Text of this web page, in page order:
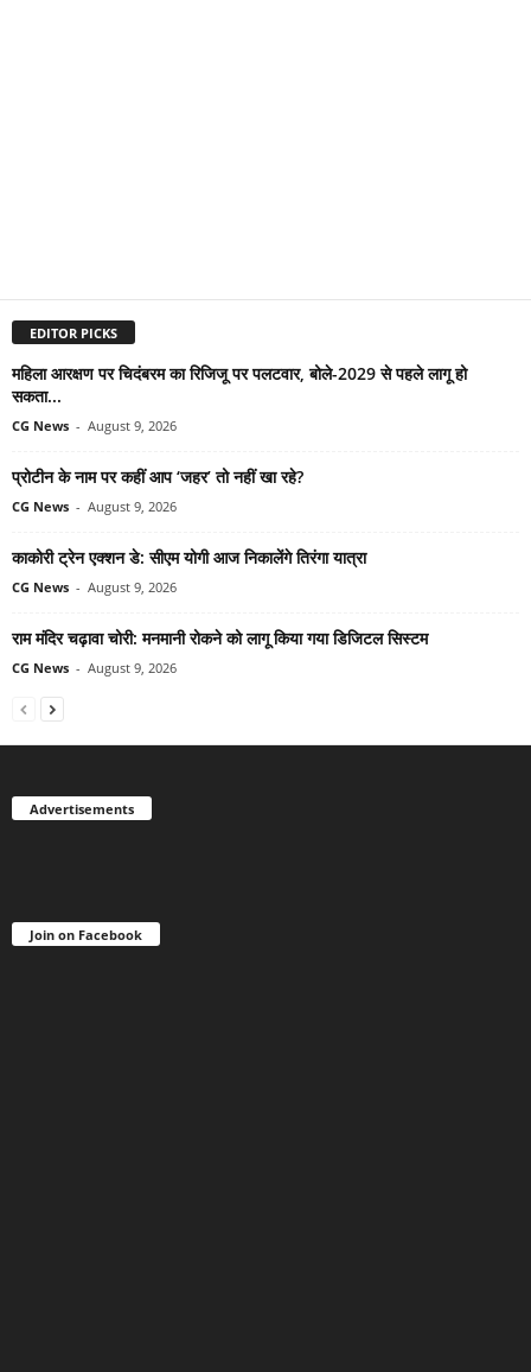
EDITOR PICKS
महिला आरक्षण पर चिदंबरम का रिजिजू पर पलटवार, बोले-2029 से पहले लागू हो
सकता...
CG News - August 9, 2026
प्रोटीन के नाम पर कहीं आप ‘जहर’ तो नहीं खा रहे?
CG News - August 9, 2026
काकोरी ट्रेन एक्शन डे: सीएम योगी आज निकालेंगे तिरंगा यात्रा
CG News - August 9, 2026
राम मंदिर चढ़ावा चोरी: मनमानी रोकने को लागू किया गया डिजिटल सिस्टम
CG News - August 9, 2026
Advertisements
Join on Facebook